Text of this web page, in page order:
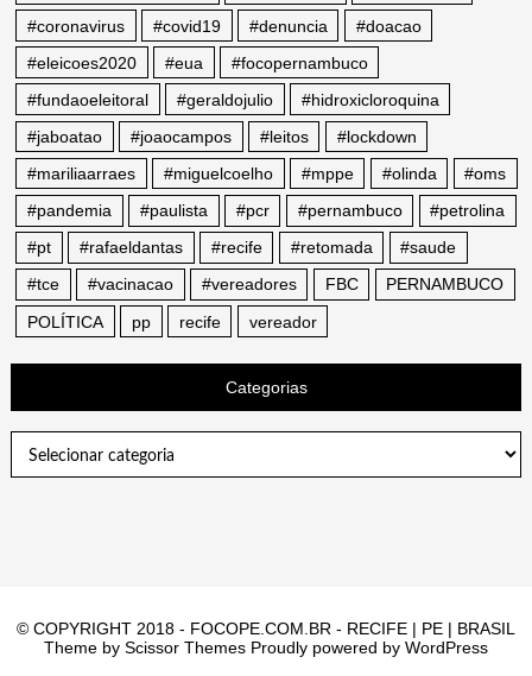
#coronavirus
#covid19 #denuncia
#doacao
#eleicoes2020
#eua
#focopernambuco
#fundaoeleitoral
#geraldojulio
#hidroxicloroquina
#jaboatao
#joaocampos #leitos
#lockdown
#mariliaarraes
#miguelcoelho #mppe #olinda
#oms
#pandemia
#paulista #pcr #pernambuco
#petrolina
#pt
#rafaeldantas #recife #retomada
#saude
#tce
#vacinacao #vereadores FBC
PERNAMBUCO
POLÍTICA
pp recife vereador
Categorias
© COPYRIGHT 2018 - FOCOPE.COM.BR - RECIFE | PE | BRASIL
Theme by Scissor Themes Proudly powered by WordPress